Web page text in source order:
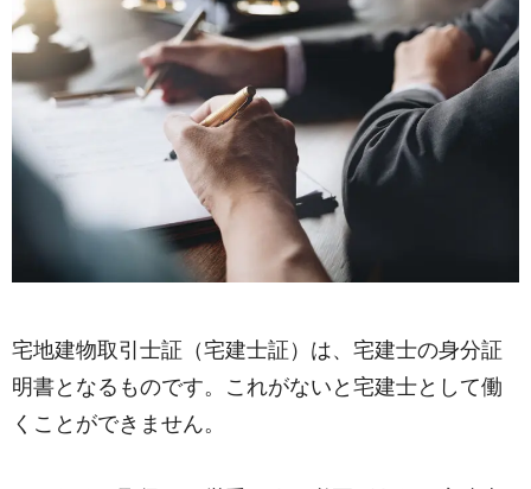
宅地建物取引士証（宅建士証）は、宅建士の身分証
明書となるものです。これがないと宅建士として働
くことができません。